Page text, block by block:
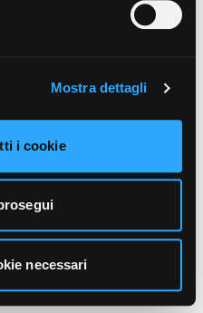
Mostra dettagli
i cookie
necessari